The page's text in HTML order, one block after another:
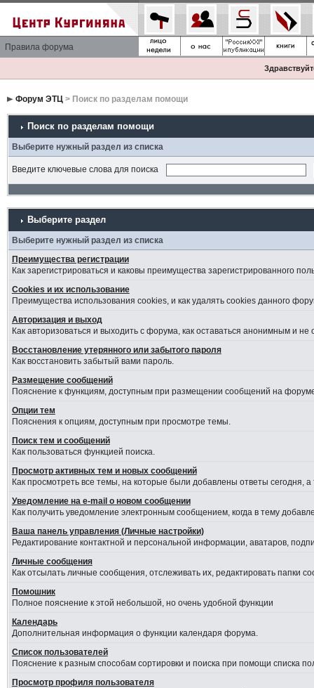
Правила форума
Форум ЭТЦ> Поиск по разделам помощи
Поиск по разделам помощи
Выберите нужный раздел из списка
Введите ключевые слова для поиска
Выберите раздел
Выберите нужный раздел из списка
Преимущества регистрации
Как зарегистрироваться и каковы преимущества зарегистрированного
Cookies и их использование
Преимущества использования cookies, и как удалять cookies данного
Авторизация и выход
Как авторизоваться и выходить с форума, как оставаться анонимным и
Восстановление утерянного или забытого пароля
Как восстановить забытый вами пароль.
Размещение сообщений
Пояснение к функциям, доступным при размещении сообщений на
Опции тем
Пояснения к опциям, доступным при просмотре темы.
Поиск тем и сообщений
Как пользоваться функцией поиска.
Просмотр активных тем и новых сообщений
Как просмотреть все темы, на которые были добавлены ответы сегодня,
Уведомление на е-mail о новом сообщении
Как получить уведомление электронным сообщением, когда в тему
Ваша панель управления (Личные настройки)
Редактирование контактной и персональной информации, аватаров,
Личные сообщения
Как отсылать личные сообщения, отслеживать их, редактировать папки
Помошник
Полное пояснение к этой небольшой, но очень удобной функции
Календарь
Дополнительная информация о функции календаря форума.
Список пользователей
Пояснение к разным способам сортировки и поиска при помощи списка
Просмотр профиля пользователя